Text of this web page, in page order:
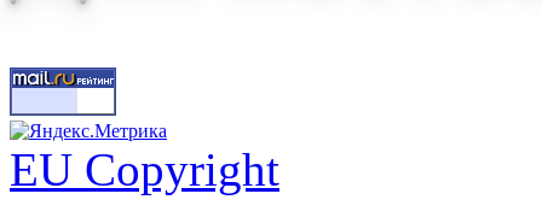
EU Copyright